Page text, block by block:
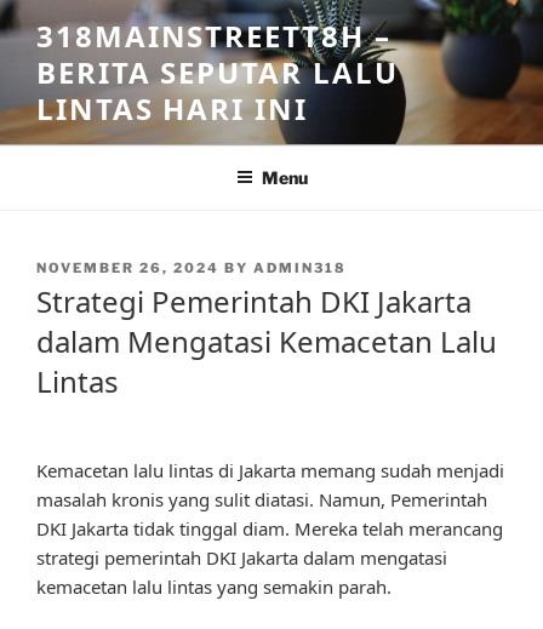
Skip
to
content
318MAINSTREETT8H –
BERITA SEPUTAR LALU
LINTAS HARI INI
Menu
POSTED
NOVEMBER 26, 2024 BY ADMIN318
Strategi Pemerintah DKI Jakarta
dalam Mengatasi Kemacetan Lalu
Lintas
Kemacetan lalu lintas di Jakarta memang sudah menjadi
masalah kronis yang sulit diatasi. Namun, Pemerintah
DKI Jakarta tidak tinggal diam. Mereka telah merancang
strategi pemerintah DKI Jakarta dalam mengatasi
kemacetan lalu lintas yang semakin parah.